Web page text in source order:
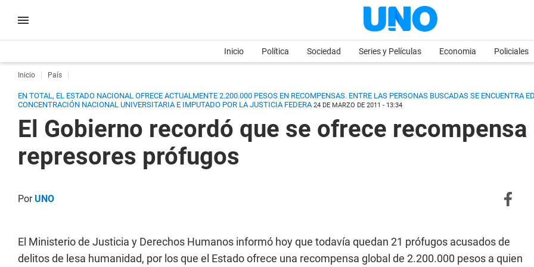
Inicio Política Sociedad Series y Películas Economia Policiales
Inicio País
EN TOTAL, EL ESTADO NACIONAL OFRECE ACTUALMENTE 2.200.000 PESOS EN RECOMPENSAS. ENTRE LAS PERSONAS BUSCADAS SE ENCUENTRA
CONCENTRACIÓN NACIONAL UNIVERSITARIA E IMPUTADO POR LA JUSTICIA FEDERA24 DE MARZO DE 2011 - 13:34
El Gobierno recordó que se ofrece
represores prófugos
PorUNO
El Ministerio de Justicia y Derechos Humanos informó hoy que todavía quedan 21 prófugos acusados de
delitos de lesa humanidad, por los que el Estado ofrece una recompensa global de 2.200.000 pesos a quien